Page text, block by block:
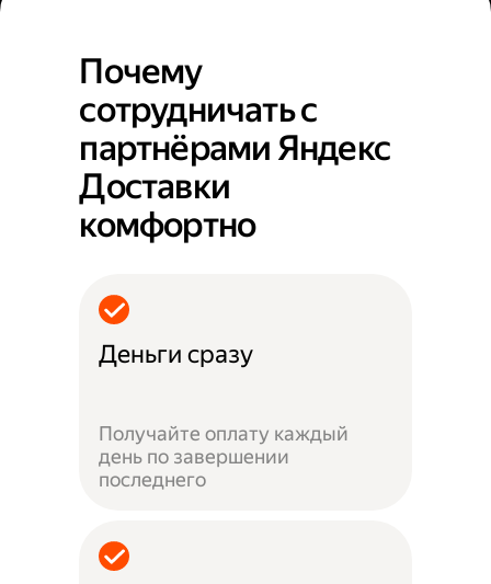
Почему
сотрудничать с
партнёрами Яндекс
Доставки
комфортно
Деньги сразу
Получайте оплату каждый
день по завершении
последнего